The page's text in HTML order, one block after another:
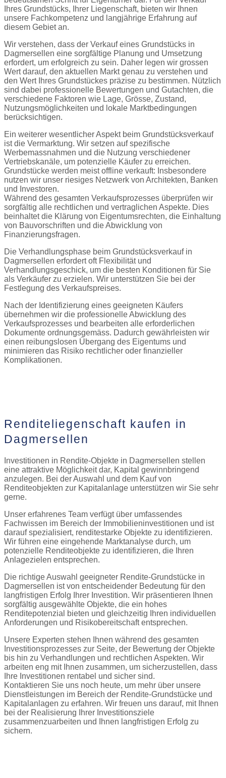
Ihres Grundstücks, Ihrer Liegenschaft, bieten wir Ihnen
unsere Fachkompetenz und langjährige Erfahrung auf
diesem Gebiet an.
Wir verstehen, dass der Verkauf eines Grundstücks in
Dagmersellen eine sorgfältige Planung und Umsetzung
erfordert, um erfolgreich zu sein. Daher legen wir grossen
Wert darauf, den aktuellen Markt genau zu verstehen und
den Wert Ihres Grundstückes präzise zu bestimmen. Nützlich
sind dabei professionelle Bewertungen und Gutachten, die
verschiedene Faktoren wie Lage, Grösse, Zustand,
Nutzungsmöglichkeiten und lokale Marktbedingungen
berücksichtigen.
Ein weiterer wesentlicher Aspekt beim Grundstücksverkauf
ist die Vermarktung. Wir setzen auf spezifische
Werbemassnahmen und die Nutzung verschiedener
Vertriebskanäle, um potenzielle Käufer zu erreichen.
Grundstücke werden meist offline verkauft: Insbesondere
nutzen wir unser riesiges Netzwerk von Architekten, Banken
und Investoren.
Während des gesamten Verkaufsprozesses überprüfen wir
sorgfältig alle rechtlichen und vertraglichen Aspekte. Dies
beinhaltet die Klärung von Eigentumsrechten, die Einhaltung
von Bauvorschriften und die Abwicklung von
Finanzierungsfragen.
Die Verhandlungsphase beim Grundstücksverkauf in
Dagmersellen erfordert oft Flexibilität und
Verhandlungsgeschick, um die besten Konditionen für Sie
als Verkäufer zu erzielen. Wir unterstützen Sie bei der
Festlegung des Verkaufspreises.
Nach der Identifizierung eines geeigneten Käufers
übernehmen wir die professionelle Abwicklung des
Verkaufsprozesses und bearbeiten alle erforderlichen
Dokumente ordnungsgemäss. Dadurch gewährleisten wir
einen reibungslosen Übergang des Eigentums und
minimieren das Risiko rechtlicher oder finanzieller
Komplikationen.
Renditeliegenschaft kaufen in
Dagmersellen
Investitionen in Rendite-Objekte in Dagmersellen stellen
eine attraktive Möglichkeit dar, Kapital gewinnbringend
anzulegen. Bei der Auswahl und dem Kauf von
Renditeobjekten zur Kapitalanlage unterstützen wir Sie sehr
gerne.
Unser erfahrenes Team verfügt über umfassendes
Fachwissen im Bereich der Immobilieninvestitionen und ist
darauf spezialisiert, renditestarke Objekte zu identifizieren.
Wir führen eine eingehende Marktanalyse durch, um
potenzielle Renditeobjekte zu identifizieren, die Ihren
Anlagezielen entsprechen.
Die richtige Auswahl geeigneter Rendite-Grundstücke in
Dagmersellen ist von entscheidender Bedeutung für den
langfristigen Erfolg Ihrer Investition. Wir präsentieren Ihnen
sorgfältig ausgewählte Objekte, die ein hohes
Renditepotenzial bieten und gleichzeitig Ihren individuellen
Anforderungen und Risikobereitschaft entsprechen.
Unsere Experten stehen Ihnen während des gesamten
Investitionsprozesses zur Seite, der Bewertung der Objekte
bis hin zu Verhandlungen und rechtlichen Aspekten. Wir
arbeiten eng mit Ihnen zusammen, um sicherzustellen, dass
Ihre Investitionen rentabel und sicher sind.
Kontaktieren Sie uns noch heute, um mehr über unsere
Dienstleistungen im Bereich der Rendite-Grundstücke und
Kapitalanlagen zu erfahren. Wir freuen uns darauf, mit Ihnen
bei der Realisierung Ihrer Investitionsziele
zusammenzuarbeiten und Ihnen langfristigen Erfolg zu
sichern.